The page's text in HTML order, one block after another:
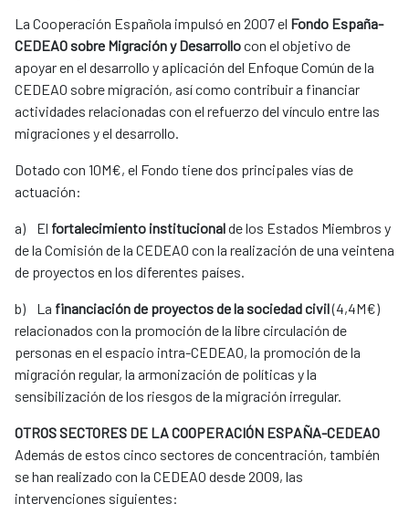
La Cooperación Española impulsó en 2007 el Fondo España-
CEDEAO sobre Migración y Desarrollocon el objetivo de
apoyar en el desarrollo y aplicación del Enfoque Común de la
CEDEAO sobre migración, así como contribuir a financiar
actividades relacionadas con el refuerzo del vínculo entre las
migraciones y el desarrollo.
Dotado con 10M€, el Fondo tiene dos principales vías de
actuación:
a) El fortalecimiento institucionalde los Estados Miembros y
de la Comisión de la CEDEAO con la realización de una veintena
de proyectos en los diferentes países.
b) La financiación de proyectos de la sociedad civil(4,4M€)
relacionados con la promoción de la libre circulación de
personas en el espacio intra-CEDEAO, la promoción de la
migración regular, la armonización de políticas y la
sensibilización de los riesgos de la migración irregular.
OTROS SECTORES DE LA COOPERACIÓN ESPAÑA-CEDEAO
Además de estos cinco sectores de concentración, también
se han realizado con la CEDEAO desde 2009, las
intervenciones siguientes: